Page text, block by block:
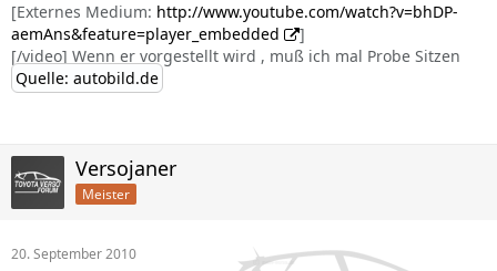
[Externes Medium: http://www.youtube.com/watch?v=bhDP-
aemAns&feature=player_embedded
]
[/video] Wenn er vorgestellt wird , muß ich mal Probe Sitzen
Quelle: autobild.de
Versojaner
Meister
20. September 2010